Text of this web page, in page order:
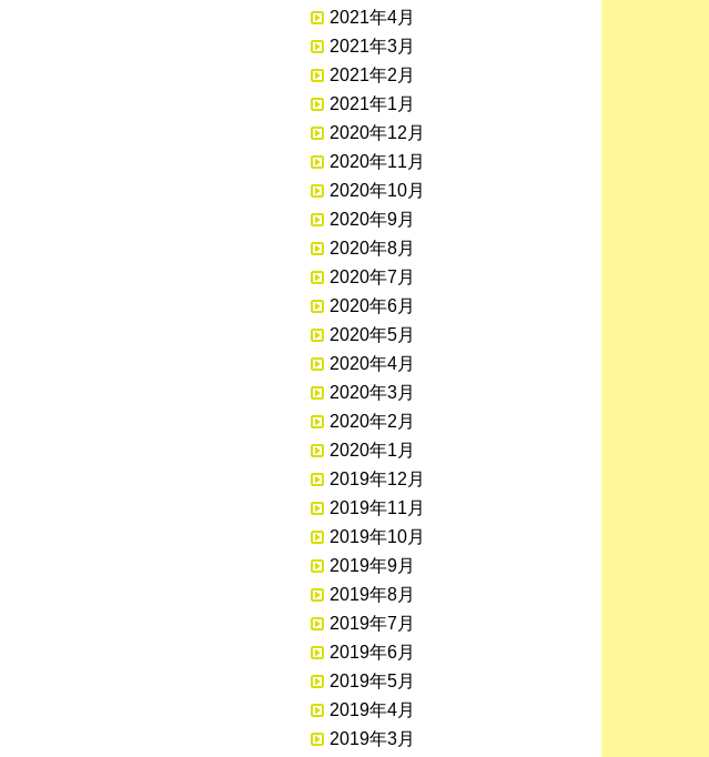
2021年4月
2021年3月
2021年2月
2021年1月
2020年12月
2020年11月
2020年10月
2020年9月
2020年8月
2020年7月
2020年6月
2020年5月
2020年4月
2020年3月
2020年2月
2020年1月
2019年12月
2019年11月
2019年10月
2019年9月
2019年8月
2019年7月
2019年6月
2019年5月
2019年4月
2019年3月